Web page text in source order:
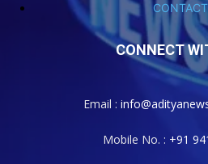
CONNECT
Email :
Mobile No. : +91